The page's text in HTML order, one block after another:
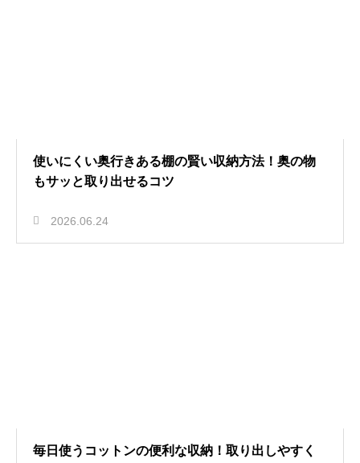
使いにくい奥行きある棚の賢い収納方法！奥の物
もサッと取り出せるコツ
2026.06.24
毎日使うコットンの便利な収納！取り出しやすく